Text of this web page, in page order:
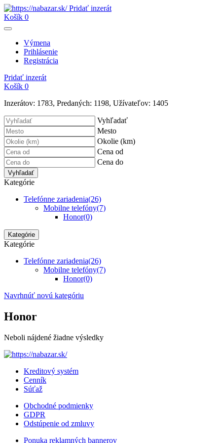
Pridať inzerát
Košík 0
Výmena
Prihlásenie
Registrácia
Pridať inzerát
Košík 0
Inzerátov: 1783, Predaných: 1198, Užívateľov: 1405
Vyhľadať
Mesto
Okolie (km)
Cena od
Cena do
Vyhľadať
Kategórie
Telefónne zariadenia(26)
Mobilne telefóny(7)
Honor(0)
Kategórie
Kategórie
Telefónne zariadenia(26)
Mobilne telefóny(7)
Honor(0)
Navrhnúť novú kategóriu
Honor
Neboli nájdené žiadne výsledky
Kreditový systém
Cenník
Súťaž
Obchodné podmienky
GDPR
Odstúpenie od zmluvy
Ponuka reklamných bannerov